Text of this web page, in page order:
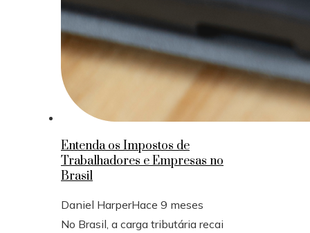
Entenda os Impostos de
Trabalhadores e Empresas no
Brasil
Daniel HarperHace 9 meses
No Brasil, a carga tributária recai